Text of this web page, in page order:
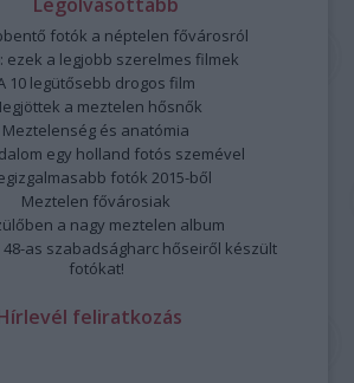
fotók a néptelen fővárosról
ezek a legjobb szerelmes filmek
10 legütősebb drogos film
a meztelen hősnők
Meztelenség és anatómia
egy holland fotós szemével
fotók 2015-ből
Meztelen fővárosiak
a nagy meztelen album
48-as szabadságharc hőseiről készült
fotókat!
feliratkozás